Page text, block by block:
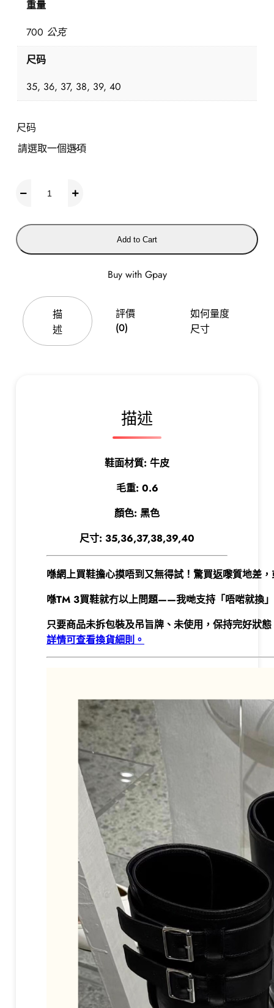
重量
700 公克
尺码
35, 36, 37, 38, 39, 40
尺码
圓
頭
車
靴
Add to Cart
Buy with Gpay
描
述
評價
(0)
如何量度
尺寸
描述
鞋面材質: 牛皮
毛重: 0.6
顏色: 黑色
尺寸: 35,36,37,38,39,40
喺網上買鞋擔心摸唔到又無得試！ 驚買返嚟質地差
喺TM 3買鞋就冇以上問題——我哋支持「唔啱就換
只要商品未拆包裝及吊旨牌、未使用，保持完好狀
詳情可查看換貨細則。